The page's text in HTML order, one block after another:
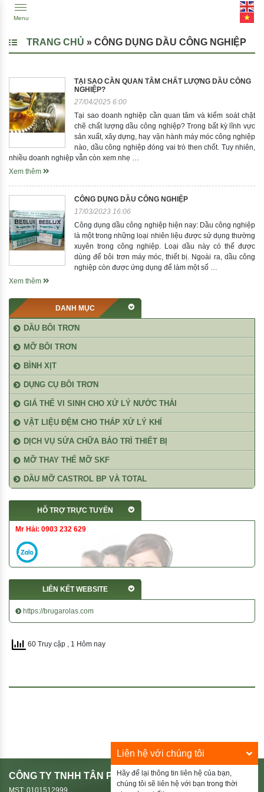
Menu
TRANG CHỦ » CÔNG DỤNG DẦU CÔNG NGHIỆP
TẠI SAO CẦN QUAN TÂM CHẤT LƯỢNG DẦU CÔNG
NGHIỆP?
27/04/2025 6:00
Tại sao doanh nghiệp cần quan tâm và kiểm soát chặt
chẽ chất lượng dầu công nghiệp? Trong bất kỳ lĩnh vực
sản xuất, xây dựng, hay vận hành máy móc công nghiệp
nào, dầu công nghiệp đóng vai trò then chốt. Tuy nhiên,
nhiều doanh nghiệp vẫn còn xem nhẹ …
Xem thêm
CÔNG DỤNG DẦU CÔNG NGHIỆP
17/03/2023 16:06
Công dụng dầu công nghiệp hiện nay: Dầu công nghiệp
là một trong những loại nhiên liệu được sử dụng thường
xuyên trong công nghiệp. Loại dầu này có thể được
dùng để bôi trơn máy móc, thiết bị. Ngoài ra, dầu công
nghiệp còn được ứng dụng để làm một số …
Xem thêm
DANH MỤC
DẦU BÔI TRƠN
MỠ BÔI TRƠN
BÌNH XỊT
DỤNG CỤ BÔI TRƠN
GIÁ THỂ VI SINH CHO XỬ LÝ NƯỚC THẢI
VẬT LIỆU ĐỆM CHO THÁP XỬ LÝ KHÍ
DỊCH VỤ SỬA CHỮA BẢO TRÌ THIẾT BỊ
MỠ THAY THẾ MỠ SKF
DẦU MỠ CASTROL BP VÀ TOTAL
HỖ TRỢ TRỰC TUYẾN
Mr Hải: 0903 232 629
LIÊN KẾT WEBSITE
https://brugarolas.com
60 Truy cập , 1 Hôm nay
CÔNG TY TNHH TÂN PHÚ HIẾU
MST: 0101512999
Liên hệ với chúng tôi
Hãy để lại thông tin liên hệ của bạn,
chúng tôi sẽ liên hệ với bạn trong thời